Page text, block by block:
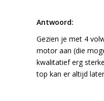
Antwoord:
Gezien je met 4
motor aan (die
kwalitatief erg
top kan er altijd